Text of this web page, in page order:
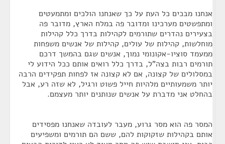
אנחנו מבכים כל העת על כך שאנחנו הולכים ומתמעטים
ומתפשטים מערכינו ומדובר פה במלח הארץ, מדובר פה
בצעירים נהדרים שתורמים לקהילות בדרך כלל קהילות
מוחלשות, קהילות של עולים, קהילות של אנשים משפחות
ממעמד סוציו-אקונומי נמוך, אנשים שגם בהמשך דרכם
תורמים רבות בצה"ל, בדרך כלל רואים אותם ככל הידוע לי
במסלולים של קצונה, אם לא קצונה אז לפחות תפקידים הרבה
יותר משמעותיים מלהיות חייל פשוט ורגיל, לא שזה רע, אבל
בהחלט אני מדברת על אנשים שנותנים יותר מעצמם.
המסר פה הוא מסר גרוע, מעבר לעובדה שאנחנו מפסידים
אותם בקהילות שזקוקות להם, ששם הם תורמים ומשפיעים